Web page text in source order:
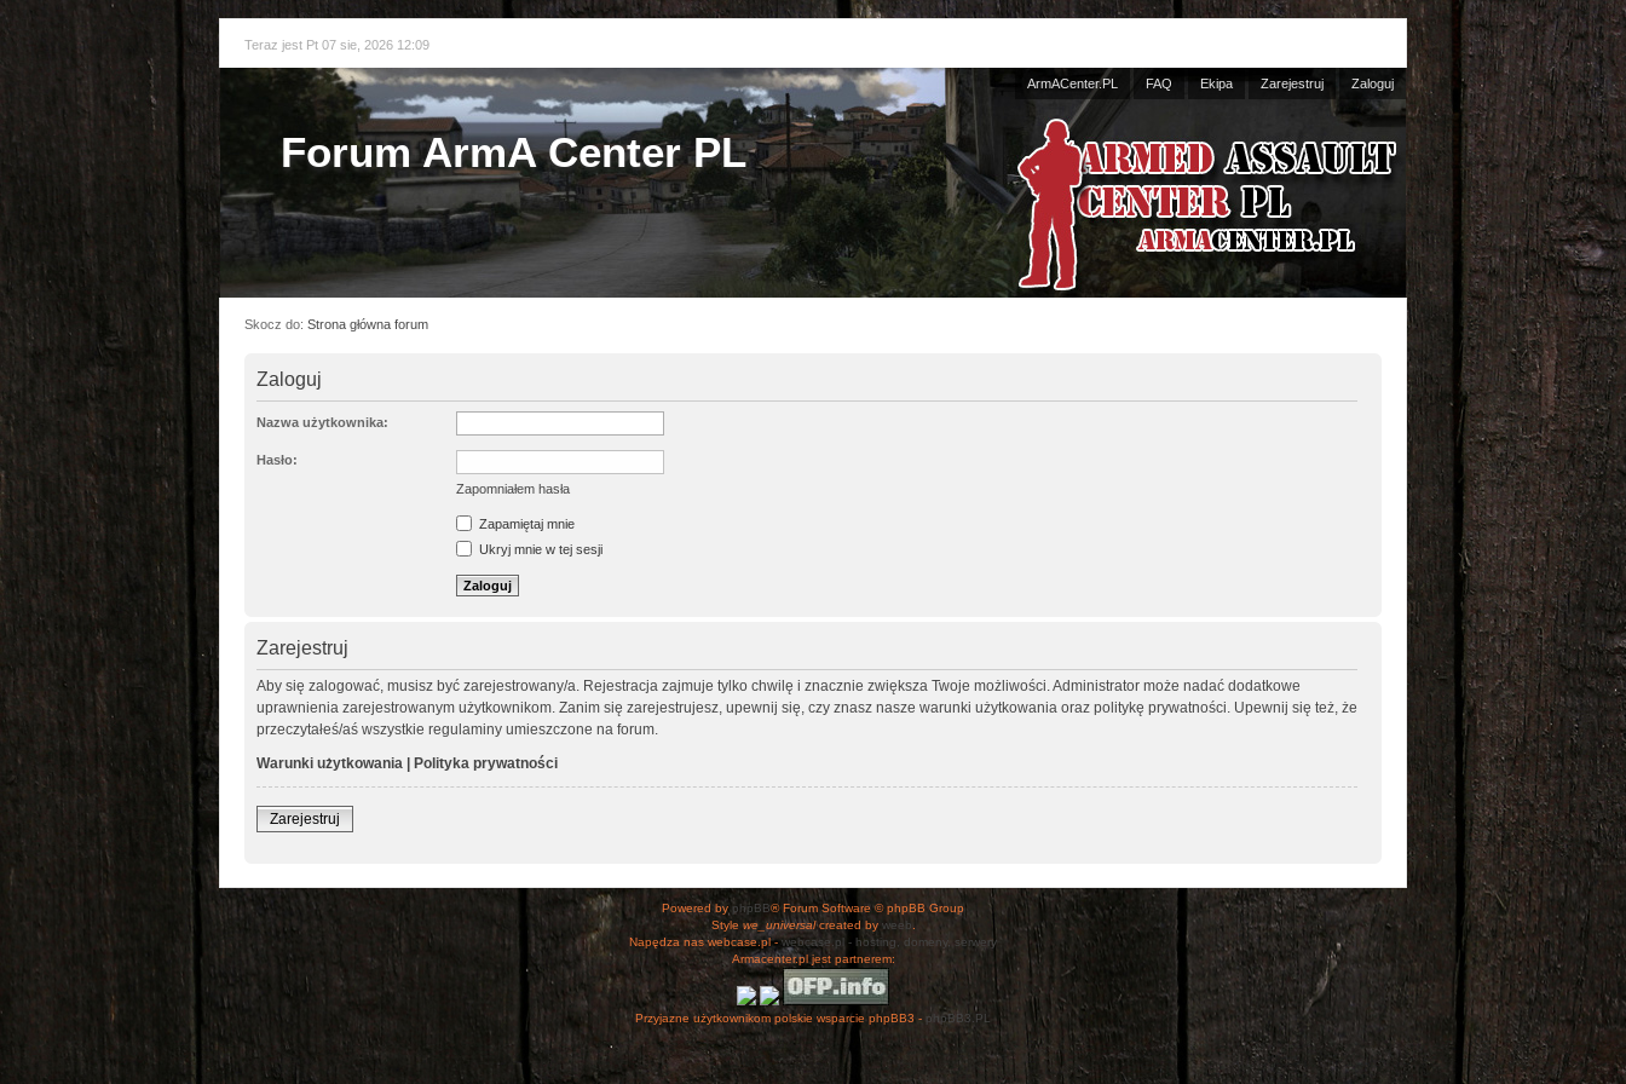
Teraz jest Pt 07 sie, 2026 12:09
ArmACenter.PL FAQ Ekipa Zarejestruj Zaloguj
Forum ArmA Center PL
Skocz do: Strona główna forum
Zaloguj
Nazwa użytkownika:
Hasło:
Zapomniałem hasła
Zapamiętaj mnie
Ukryj mnie w tej sesji
Zarejestruj
Aby się zalogować, musisz być zarejestrowany/a. Rejestracja zajmuje tylko chwilę i znacznie zwiększa Twoje możliwości. Administrator może nadać dodatkowe
uprawnienia zarejestrowanym użytkownikom. Zanim się zarejestrujesz, upewnij się, czy znasz nasze warunki użytkowania oraz politykę prywatności. Upewnij się też, że
przeczytałeś/aś wszystkie regulaminy umieszczone na forum.
Warunki użytkowania
Polityka prywatności
Zarejestruj
Powered by phpBB® Forum Software © phpBB Group
Style we_universalcreated by weeb.
Napędza nas webcase.pl -webcase.pl - hosting, domeny, serwery
Armacenter.pl jest partnerem:
Przyjazne użytkownikom polskie wsparcie phpBB3 - phpBB3.PL